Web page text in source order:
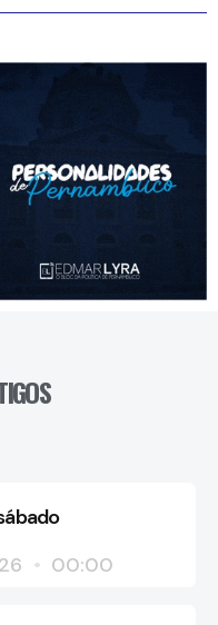
00:00